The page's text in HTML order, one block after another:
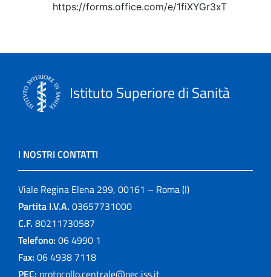
https://forms.office.com/e/1fiXYGr3xT
Istituto Superiore di Sanità
I NOSTRI CONTATTI
Viale Regina Elena 299, 00161 – Roma (I)
Partita I.V.A. 03657731000
C.F. 80211730587
Telefono: 06 4990 1
Fax: 06 4938 7118
PEC: protocollo.centrale@pec.iss.it